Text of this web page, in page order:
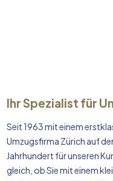
Ihr Spezialist für
Seit 1963 mit einem
Umzugsfirma Zürich auf
Jahrhundert für unseren
gleich, ob Sie mit einem